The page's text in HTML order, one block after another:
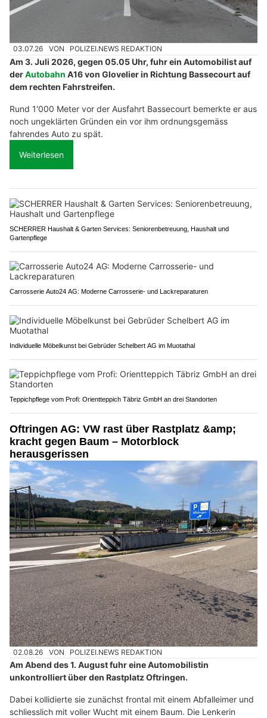
03.07.26 VON POLIZEI.NEWS REDAKTION
Am 3. Juli 2026, gegen 05.05 Uhr, fuhr ein Automobilist auf
derAutobahn A16 von Glovelier in Richtung Bassecourt auf
dem rechten Fahrstreifen.
Rund 1'000 Meter vor der Ausfahrt Bassecourt bemerkte er aus
noch ungeklärten Gründen ein vor ihm ordnungsgemäss
fahrendes Auto zu spät.
Weiterlesen
SCHERRER Haushalt & Garten Services: Seniorenbetreuung, Haushalt und
Gartenpflege
Carrosserie Auto24 AG: Moderne Carrosserie- und Lackreparaturen
Individuelle Möbelkunst bei Gebrüder Schelbert AG im Muotathal
Teppichpflege vom Profi: Orientteppich Täbriz GmbH an drei Standorten
Oftringen AG: VW rast über Rastplatz &amp;
kracht gegen Baum – Motorblock
herausgerissen
02.08.26 VON POLIZEI.NEWS REDAKTION
Am Abend des 1. August fuhr eine Automobilistin
unkontrolliert über den Rastplatz Oftringen.
Dabei kollidierte sie zunächst frontal mit einem Abfalleimer und
schliesslich mit voller Wucht mit einem Baum. Die Lenkerin